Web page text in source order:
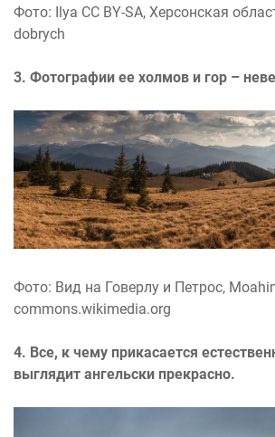
Фото: Ilya CC BY-SA, Херсонская
dobrych
3. Фотографии ее холмов и гор –
Фото: Вид на Говерлу и Петрос,
commons.wikimedia.org
4. Все, к чему прикасается
выглядит ангельски прекрасно.